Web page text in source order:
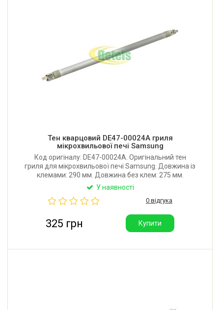
Тен кварцовий DE47-00024A гриля
мікрохвильової печі Samsung
Код оригіналу: DE47-00024A. Оригінальний тен
гриля для мікрохвильової печі Samsung. Довжина із
клемами: 290 мм. Довжина без клем: 275 мм.
Робоча напруга: 115V. Потужність: 450W.
У наявності
0 відгука
325 грн Купити